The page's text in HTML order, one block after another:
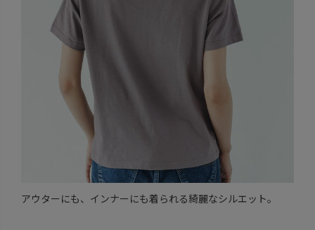
アウターにも、インナーにも着られる綺麗なシルエット。